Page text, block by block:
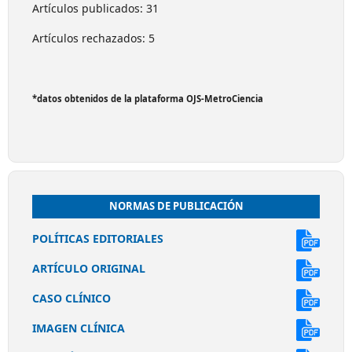
Artículos publicados: 31
Artículos rechazados: 5
*datos obtenidos de la plataforma OJS-MetroCiencia
NORMAS DE PUBLICACIÓN
POLÍTICAS EDITORIALES
ARTÍCULO ORIGINAL
CASO CLÍNICO
IMAGEN CLÍNICA